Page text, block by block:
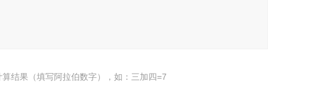
算结果（填写阿拉伯数字），如：三加四=7